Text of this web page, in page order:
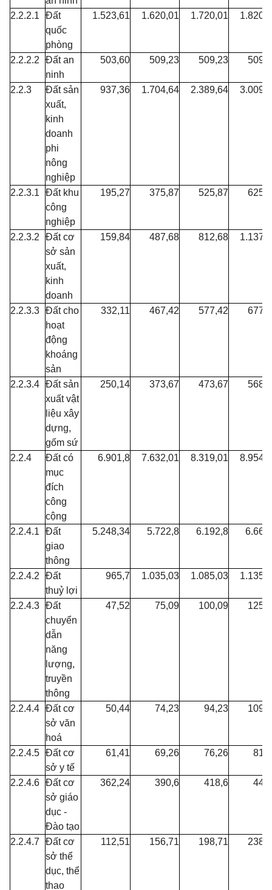
2.2.2.1
Đất
quốc
phòng
1.523,61 1.620,01 1.720,01
2.2.2.2
Đất an
ninh
503,60 509,23 509,23
2.2.3
Đất sản
xuất,
kinh
doanh
phi
nông
nghiệp
937,36 1.704,64 2.389,64
2.2.3.1
Đất khu
công
nghiệp
195,27 375,87 525,87
2.2.3.2
Đất cơ
sở sản
xuất,
kinh
doanh
159,84 487,68 812,68
2.2.3.3 Đất cho
hoạt
động
khoáng
sản
332,11 467,42 577,42
2.2.3.4 Đất sản
xuất vật
liệu xây
dựng,
gốm sứ
250,14 373,67 473,67
2.2.4
Đất có
mục
đích
công
cộng
6.901,8 7.632,01 8.319,01
2.2.4.1
Đất
giao
thông
5.248,34 5.722,8 6.192,8
2.2.4.2
Đất
thuỷ lợi
965,7 1.035,03 1.085,03
2.2.4.3 Đất
chuyển
dẫn
năng
lượng,
truyền
thông
47,52 75,09 100,09
2.2.4.4 Đất cơ
sở văn
hoá
50,44 74,23 94,23
2.2.4.5 Đất cơ
sở y tế
61,41 69,26 76,26
2.2.4.6 Đất cơ
sở giáo
dục -
Đào tạo
362,24 390,6 418,6
2.2.4.7
Đất cơ
sở thể
dục, thể
thao
112,51 156,71 198,71